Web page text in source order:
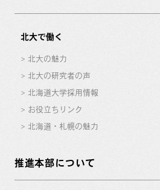
北大で働く
北大の魅力
北大の研究者の声
北海道大学採用情報
お役立ちリンク
北海道・札幌の魅力
推進本部について